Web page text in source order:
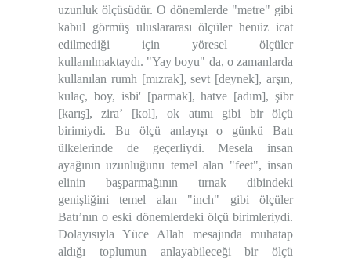
uzunluk ölçüsüdür. O dönemlerde "metre" gibi
kabul görmüş uluslararası ölçüler henüz icat
edilmediği için yöresel ölçüler
kullanılmaktaydı. "Yay boyu" da, o zamanlarda
kullanılan rumh [mızrak], sevt [deynek], arşın,
kulaç, boy, isbi' [parmak], hatve [adım], şibr
[karış], zira’ [kol], ok atımı gibi bir ölçü
birimiydi. Bu ölçü anlayışı o günkü Batı
ülkelerinde de geçerliydi. Mesela insan
ayağının uzunluğunu temel alan "feet", insan
elinin başparmağının tırnak dibindeki
genişliğini temel alan "inch" gibi ölçüler
Batı’nın o eski dönemlerdeki ölçü birimleriydi.
Dolayısıyla Yüce Allah mesajında muhatap
aldığı toplumun anlayabileceği bir ölçü